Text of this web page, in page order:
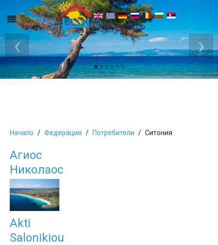
›
‹
Начало Федерация Потребители Ситония
Агиос
Николаос
Akti
Salonikiou